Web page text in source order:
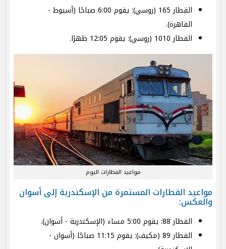
القطار 165 (روسي): يقوم 6:00 صباحًا (أسيوط -
القاهرة).
القطار 1010 (روسي): يقوم 12:05 ظهرًا.
مواعيد القطارات اليوم
مواعيد القطارات المستمرة من الإسكندرية إلى أسوان
والعكس:
القطار 88: يقوم 5:00 مساء (الإسكندرية - أسوان).
القطار 89 (مكيف): يقوم 11:15 صباحًا (أسوان -